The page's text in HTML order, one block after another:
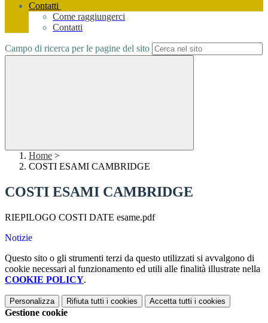
Contatti
Come raggiungerci
Contatti
Campo di ricerca per le pagine del sito
Home >
COSTI ESAMI CAMBRIDGE
COSTI ESAMI CAMBRIDGE
RIEPILOGO COSTI DATE esame.pdf
Notizie
Questo sito o gli strumenti terzi da questo utilizzati si avvalgono di
cookie necessari al funzionamento ed utili alle finalità illustrate nella
COOKIE POLICY.
Personalizza Rifiuta tutti i cookies Accetta tutti i cookies
Gestione cookie